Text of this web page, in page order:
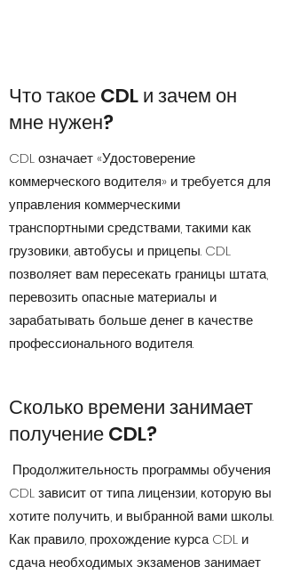
Что такое CDL и зачем он
мне нужен?
CDL означает «Удостоверение
коммерческого водителя» и требуется для
управления коммерческими
транспортными средствами, такими как
грузовики, автобусы и прицепы. CDL
позволяет вам пересекать границы штата,
перевозить опасные материалы и
зарабатывать больше денег в качестве
профессионального водителя.
Сколько времени занимает
получение CDL?
Продолжительность программы обучения
CDL зависит от типа лицензии, которую вы
хотите получить, и выбранной вами школы.
Как правило, прохождение курса CDL и
сдача необходимых экзаменов занимает